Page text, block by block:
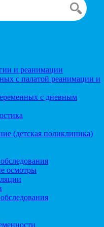
и реанимации
с палатой реанимации и
с дневным
(детская поликлиника)
осмотры